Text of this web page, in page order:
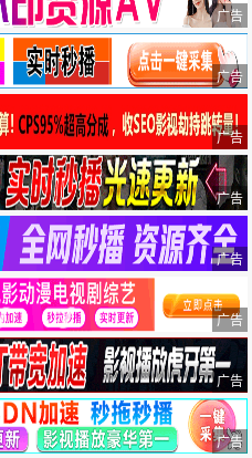
广告
广告
广告
广告
广告
广告
广告
广告